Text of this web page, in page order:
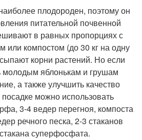
плодороден, поэтому он
питательной почвенной
в равных пропорциях с
или компостом (до 30 кг на одну
корни растений. Но если
молодым яблонькам и грушам
а также улучшить качество
можно использовать
3-4 ведер перегноя, компоста
речного песка, 2-3 стаканов
суперфосфата.